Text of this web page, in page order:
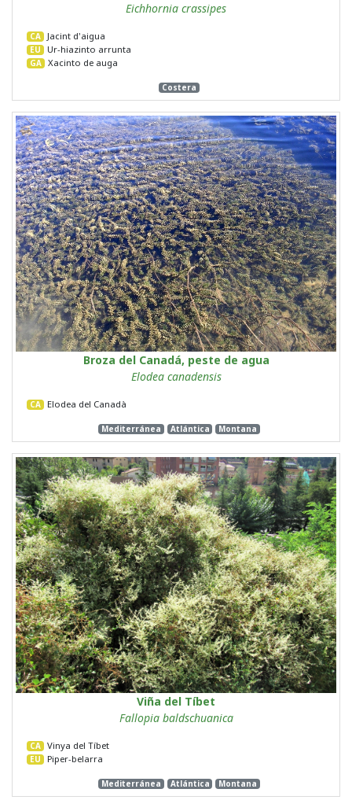
Eichhornia crassipes
CA Jacint d'aigua
EU Ur-hiazinto arrunta
GA Xacinto de auga
Costera
Broza del Canadá, peste de agua
Elodea canadensis
CA Elodea del Canadà
Mediterránea Atlántica Montana
Viña del Tíbet
Fallopia baldschuanica
CA Vinya del Tíbet
EU Piper-belarra
Mediterránea Atlántica Montana